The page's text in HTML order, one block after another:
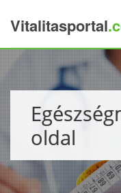
Vitalitasportal
Egészségmegőrzés - 11.
oldal
×